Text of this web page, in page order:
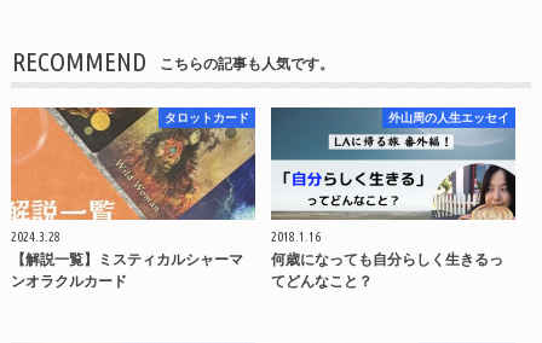
RECOMMEND こちらの記事も人気です。
タロットカード
2024.3.28
【解説一覧】ミスティカルシャーマ
ンオラクルカード
外山周の人生エッセイ
2018.1.16
何歳になっても自分らしく生きるっ
てどんなこと？